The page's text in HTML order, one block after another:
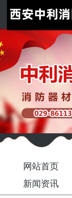
网站首页
新闻资讯